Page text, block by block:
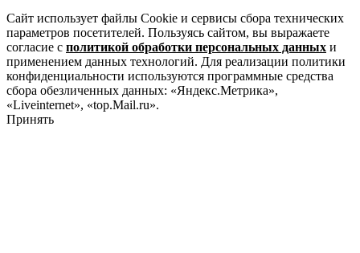
Сайт использует файлы Cookie и сервисы сбора технических
параметров посетителей. Пользуясь сайтом, вы выражаете
согласие с политикой обработки персональных данных и
применением данных технологий. Для реализации политики
конфиденциальности используются программные средства
сбора обезличенных данных: «Яндекс.Метрика»,
«Liveinternet», «top.Mail.ru».
Принять